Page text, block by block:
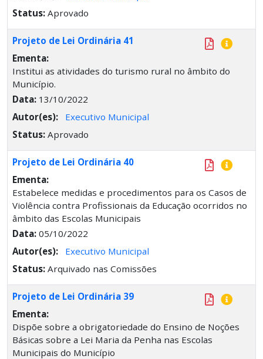
Status: Aprovado
Projeto de Lei Ordinária 41
Ementa:
Institui as atividades do turismo rural no âmbito do
Município.
Data: 13/10/2022
Autor(es):
Executivo Municipal
Status: Aprovado
Projeto de Lei Ordinária 40
Ementa:
Estabelece medidas e procedimentos para os Casos de
Violência contra Profissionais da Educação ocorridos no
âmbito das Escolas Municipais
Data: 05/10/2022
Autor(es):
Executivo Municipal
Status: Arquivado nas Comissões
Projeto de Lei Ordinária 39
Ementa:
Dispõe sobre a obrigatoriedade do Ensino de Noções
Básicas sobre a Lei Maria da Penha nas Escolas
Municipais do Município